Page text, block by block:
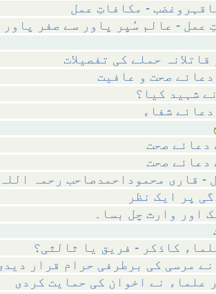
- مکافاتِ عمل
عمل - عالم سُپر پاور سے صفر پاور
قاتلانہ حملے کی تفصیلات
صحت و عافیت
شہید کیا؟
شفاء
- قاری محموداحمدصاحب رحمہ
پر ایک نظر
اور وارث چل بسا۔
مرسی کی برطرفی حرام قرار
علماء نے اخوان کی حمایت کردی